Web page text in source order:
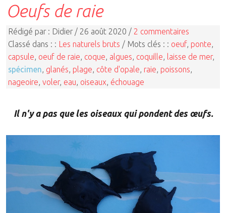
Oeufs de raie
Rédigé par : Didier / 26 août 2020 / 2 commentaires
Classé dans : : Les naturels bruts / Mots clés : : oeuf, ponte,
capsule, oeuf de raie, coque, algues, coquille, laisse de mer,
spécimen, glanés, plage, côte d'opale, raie, poissons,
nageoire, voler, eau, oiseaux, échouage
Il n'y a pas que les oiseaux qui pondent des œufs.